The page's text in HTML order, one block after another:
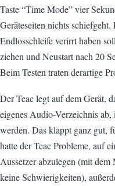
Taste “Time Mode” vier
Geräteseiten nichts
Endlosschleife verirrt haben
ziehen und Neustart nach 20
Beim Testen traten derartige
Der Teac legt auf dem Gerät,
eigenes Audio-Verzeichnis
werden. Das klappt ganz gut,
hatte der Teac Probleme, auf
Aussetzer abzulegen (mit
keine Schwierigkeiten),